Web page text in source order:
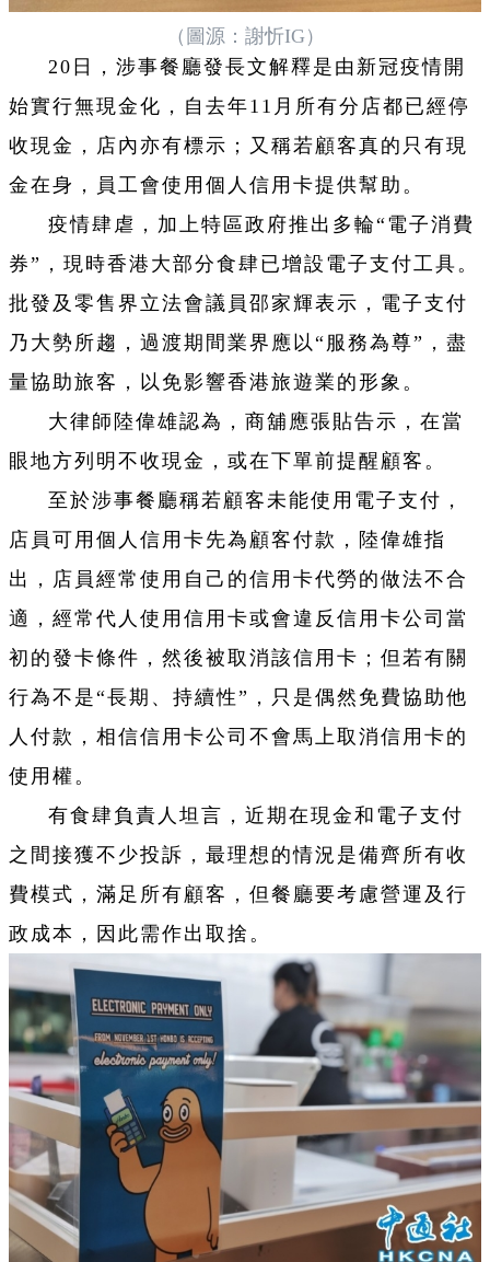
（圖源：謝忻IG）
20日，涉事餐廳發長文解釋是由新冠疫情開
始實行無現金化，自去年11月所有分店都已經停
收現金，店內亦有標示；又稱若顧客真的只有現
金在身，員工會使用個人信用卡提供幫助。
疫情肆虐，加上特區政府推出多輪“電子消費
券”，現時香港大部分食肆已增設電子支付工具。
批發及零售界立法會議員邵家輝表示，電子支付
乃大勢所趨，過渡期間業界應以“服務為尊”，盡
量協助旅客，以免影響香港旅遊業的形象。
大律師陸偉雄認為，商舖應張貼告示，在當
眼地方列明不收現金，或在下單前提醒顧客。
至於涉事餐廳稱若顧客未能使用電子支付，
店員可用個人信用卡先為顧客付款，陸偉雄指
出，店員經常使用自己的信用卡代勞的做法不合
適，經常代人使用信用卡或會違反信用卡公司當
初的發卡條件，然後被取消該信用卡；但若有關
行為不是“長期、持續性”，只是偶然免費協助他
人付款，相信信用卡公司不會馬上取消信用卡的
使用權。
有食肆負責人坦言，近期在現金和電子支付
之間接獲不少投訴，最理想的情況是備齊所有收
費模式，滿足所有顧客，但餐廳要考慮營運及行
政成本，因此需作出取捨。